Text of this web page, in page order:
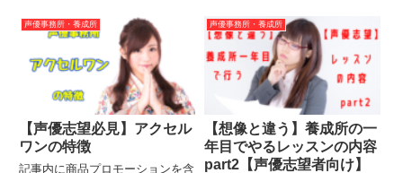
声優事務所・養成所
【声優志望必見】アクセル
ワンの特徴
記事内に商品プロモーションを含
声優事務所・養成所
【想像と違う】養成所の一
年目でやるレッスンの内容
part2【声優志望者向け】